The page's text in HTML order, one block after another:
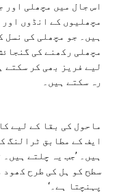
اس جال میں مچھلی اور
مچھلیوں کے انڈوں
ہیں۔ جو مچھلی کی نسل
مچھلی رکھنے کی
رہ سکتے ہیں۔
ماحول کی بقا کے لیے
ایف کے مطابق ٹرالنگ
ہیں۔ ’جب یہ چلتے
سطح کو ہل کی طرح
پہنچتا ہے۔‘